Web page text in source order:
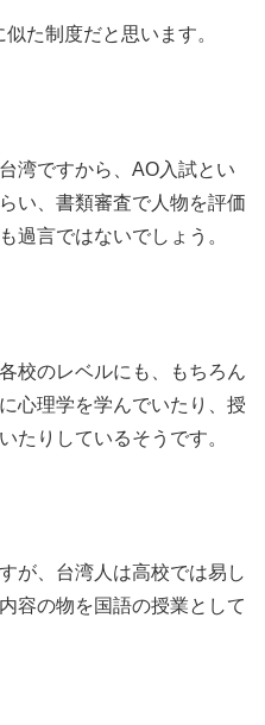
た制度だと思います。
湾ですから、AO入試とい
い、書類審査で人物を評価
過言ではないでしょう。
校のレベルにも、もちろん
心理学を学んでいたり、授
たりしているそうです。
が、台湾人は高校では易し
容の物を国語の授業として